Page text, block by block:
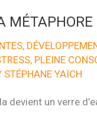
,
, PLEINE
STÉPHANE YAÏCH
devient un verre